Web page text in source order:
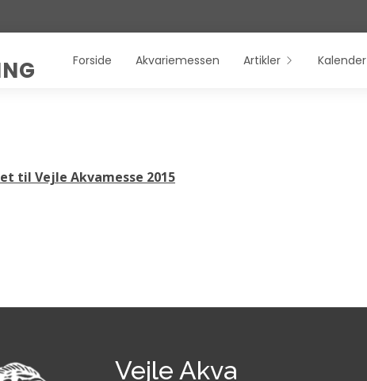
Forside Akvariemessen Artikler Kalender
til Vejle Akvamesse 2015
Vejle Akva